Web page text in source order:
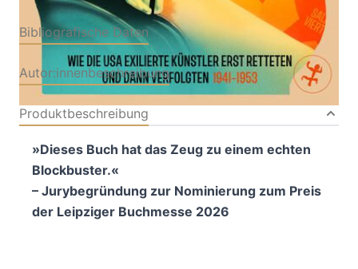
Bibliografische Daten
Autor:innenbeschreibung
Produktbeschreibung
»Dieses Buch hat das Zeug zu einem echten
Blockbuster.«
– Jurybegründung zur Nominierung zum Preis
der Leipziger Buchmesse 2026